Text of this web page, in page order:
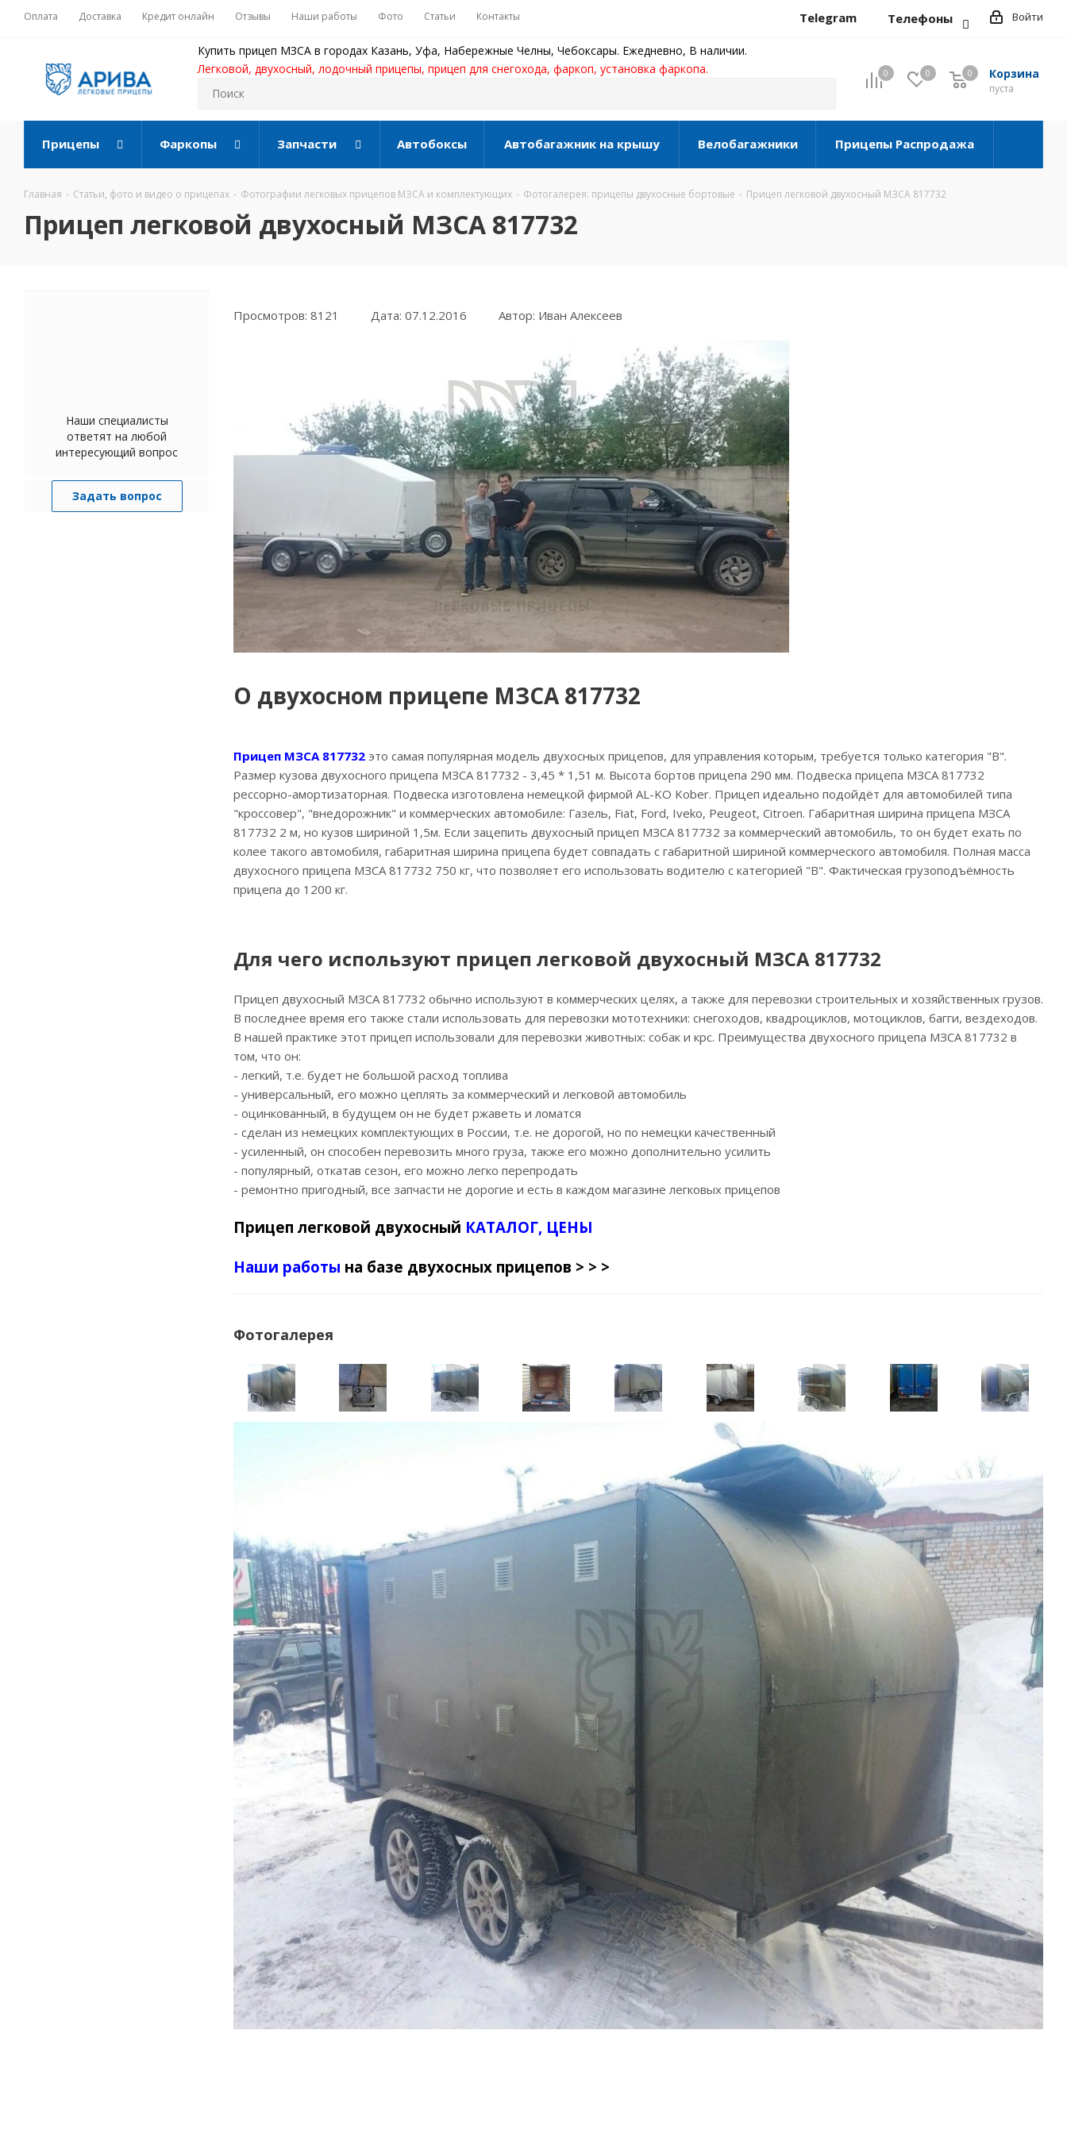
Оплата Доставка Кредит онлайн Отзывы Наши работы Фото Статьи Контакты Войти
Telegram Телефоны
Купить прицеп МЗСА в городах Казань, Уфа, Набережные Челны, Чебоксары. Ежедневно, В наличии.
Легковой, двухосный, лодочный прицепы, прицеп для снегохода, фаркоп, установка фаркопа.
0 0 Корзина
0
пуста
0
Прицепы Фаркопы Запчасти Автобоксы Автобагажник на крышу Велобагажники Прицепы Распродажа
Главная - Статьи, фото и видео о прицепах - Фотографии легковых прицепов МЗСА и комплектующих - Фотогалерея: прицепы двухосные бортовые - Прицеп легковой двухосный МЗСА 817732
Прицеп легковой двухосный МЗСА 817732
Просмотров: 8121 Дата: 07.12.2016 Автор: Иван Алексеев
О двухосном прицепе МЗСА 817732
Прицеп МЗСА 817732 это самая популярная модель двухосных прицепов, для управления которым, требуется только категория "В".
Размер кузова двухосного прицепа МЗСА 817732 - 3,45 * 1,51 м. Высота бортов прицепа 290 мм. Подвеска прицепа МЗСА 817732
рессорно-амортизаторная. Подвеска изготовлена немецкой фирмой AL-KO Kober. Прицеп идеально подойдёт для автомобилей типа
"кроссовер", "внедорожник" и коммерческих автомобиле: Газель, Fiat, Ford, Iveko, Peugeot, Citroen. Габаритная ширина прицепа МЗСА
817732 2 м, но кузов шириной 1,5м. Если зацепить двухосный прицеп МЗСА 817732 за коммерческий автомобиль, то он будет ехать по
колее такого автомобиля, габаритная ширина прицепа будет совпадать с габаритной шириной коммерческого автомобиля. Полная масса
двухосного прицепа МЗСА 817732 750 кг, что позволяет его использовать водителю с категорией "В". Фактическая грузоподъёмность
прицепа до 1200 кг.
Для чего используют прицеп легковой двухосный МЗСА 817732
Прицеп двухосный МЗСА 817732 обычно используют в коммерческих целях, а также для перевозки строительных и хозяйственных грузов.
В последнее время его также стали использовать для перевозки мототехники: снегоходов, квадроциклов, мотоциклов, багги, вездеходов.
В нашей практике этот прицеп использовали для перевозки животных: собак и крс. Преимущества двухосного прицепа МЗСА 817732 в
том, что он:
- легкий, т.е. будет не большой расход топлива
- универсальный, его можно цеплять за коммерческий и легковой автомобиль
- оцинкованный, в будущем он не будет ржаветь и ломатся
- сделан из немецких комплектующих в России, т.е. не дорогой, но по немецки качественный
- усиленный, он способен перевозить много груза, также его можно дополнительно усилить
- популярный, откатав сезон, его можно легко перепродать
- ремонтно пригодный, все запчасти не дорогие и есть в каждом магазине легковых прицепов
Прицеп легковой двухосный КАТАЛОГ, ЦЕНЫ
Наши работы на базе двухосных прицепов > > >
Фотогалерея
Наши специалисты
ответят на любой
интересующий вопрос
Задать вопрос